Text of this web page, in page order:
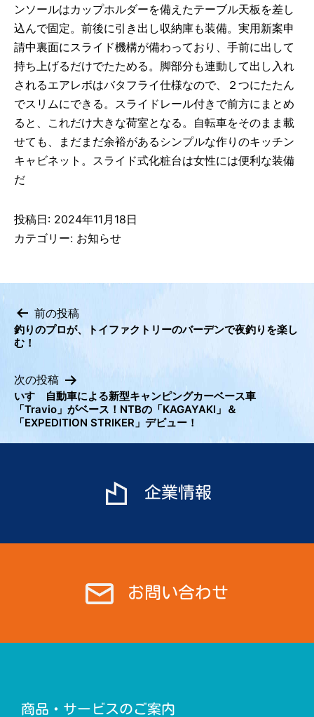
ンソールはカップホルダーを備えたテーブル天板を差し
込んで固定。前後に引き出し収納庫も装備。実用新案申
請中裏面にスライド機構が備わっており、手前に出して
持ち上げるだけでたためる。脚部分も連動して出し入れ
されるエアレボはバタフライ仕様なので、２つにたたん
でスリムにできる。スライドレール付きで前方にまとめ
ると、これだけ大きな荷室となる。自転車をそのまま載
せても、まだまだ余裕があるシンプルな作りのキッチン
キャビネット。スライド式化粧台は女性には便利な装備
だ
投稿日: 2024年11月18日
カテゴリー: お知らせ
投
稿
ナ
ビ
ゲ
ー
前の投稿
釣りのプロが、トイファクトリーのバーデンで夜釣りを楽し
む！
次の投稿
いすゞ自動車による新型キャンピングカーベース車
「Travio」がベース！NTBの「KAGAYAKI」＆
「EXPEDITION STRIKER」デビュー！
企業情報
お問い合わせ
商品・サービスのご案内